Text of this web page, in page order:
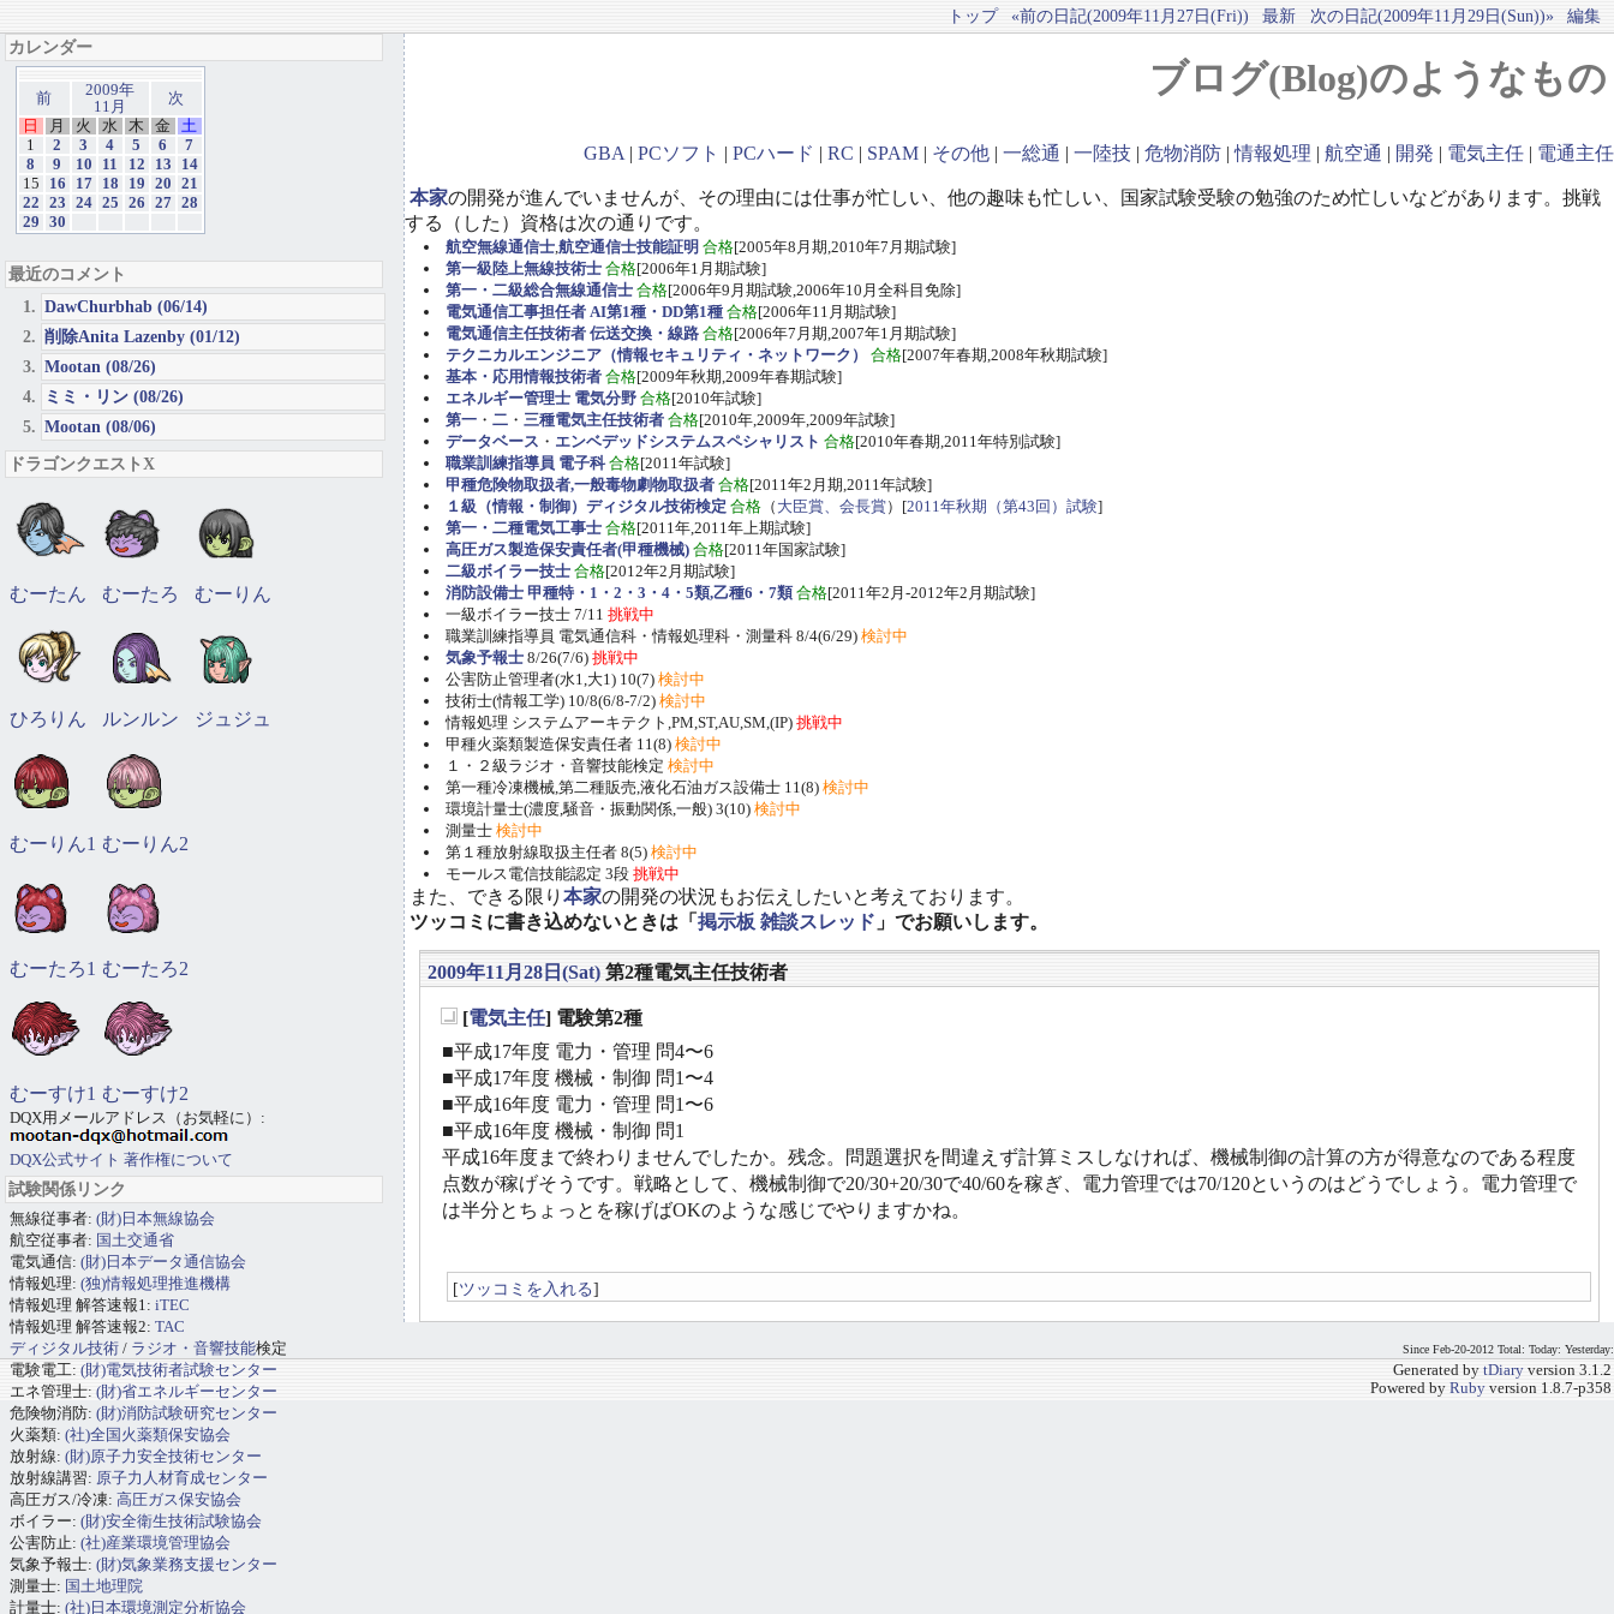
トップ «前の日記(2009年11月27日(Fri)) 最新 次の日記(2009年11月29日(Sun))» 編集
ブログ(Blog)のようなもの
GBA | PCソフト | PCハード | RC | SPAM | その他 | 一総通 | 一陸技 | 危物消防 |情報処理 | 航空通 | 開発 | 電気主任 | 電通主任
本家の開発が進んでいませんが、その理由には仕事が忙しい、他の趣味も忙しい、国家試験受験の勉強のため忙しいなどがあります。挑戦
する（した）資格は次の通りです。
航空無線通信士,航空通信士技能証明 合格[2005年8月期,2010年7月期試験]
第一級陸上無線技術士 合格[2006年1月期試験]
第一・二級総合無線通信士 合格[2006年9月期試験,2006年10月全科目免除]
電気通信工事担任者 AI第1種・DD第1種 合格[2006年11月期試験]
電気通信主任技術者 伝送交換・線路 合格[2006年7月期,2007年1月期試験]
テクニカルエンジニア（情報セキュリティ・ネットワーク）
合格[2007年春期,2008年秋期試験]
基本・応用情報技術者 合格[2009年秋期,2009年春期試験]
エネルギー管理士 電気分野 合格[2010年試験]
第一 ・ 二 ・ 三種電気主任技術者 合格[2010年,2009年,2009年試験]
データベース ・ エンベデッドシステムスペシャリスト 合格[2010年春期,2011年特別試験]
職業訓練指導員 電子科 合格[2011年試験]
甲種危険物取扱者,一般毒物劇物取扱者 合格[2011年2月期,2011年試験]
１級（情報・制御）ディジタル技術検定 合格 （ 大臣賞、会長賞）[2011年秋期（第43回）試験]
第一・二種電気工事士 合格[2011年,2011年上期試験]
高圧ガス製造保安責任者(甲種機械) 合格[2011年国家試験]
二級ボイラー技士 合格[2012年2月期試験]
消防設備士 甲種特・1・2・3・4・5類,乙種6・7類 合格[2011年2月-2012年2月期試験]
一級ボイラー技士 7/11 挑戦中
職業訓練指導員 電気通信科・情報処理科・測量科 8/4(6/29) 検討中
気象予報士 8/26(7/6) 挑戦中
公害防止管理者(水1,大1) 10(7) 検討中
技術士(情報工学) 10/8(6/8-7/2) 検討中
情報処理 システムアーキテクト,PM,ST,AU,SM,(IP) 挑戦中
甲種火薬類製造保安責任者 11(8) 検討中
１・２級ラジオ・音響技能検定 検討中
第一種冷凍機械,第二種販売,液化石油ガス設備士 11(8) 検討中
環境計量士(濃度,騒音・振動関係,一般) 3(10) 検討中
測量士 検討中
第１種放射線取扱主任者 8(5) 検討中
モールス電信技能認定 3段 挑戦中
また、できる限り 本家の開発の状況もお伝えしたいと考えております。
ツッコミに書き込めないときは「 掲示板 雑談スレッド 」でお願いします。
2009年11月28日(Sat) 第2種電気主任技術者
[電気主任] 電験第2種
■平成17年度 電力・管理 問4〜6
■平成17年度 機械・制御 問1〜4
■平成16年度 電力・管理 問1〜6
■平成16年度 機械・制御 問1
平成16年度まで終わりませんでしたか。残念。問題選択を間違えず計算ミスしなければ、機械制御の計算の方が得意なのである程度
点数が稼げそうです。戦略として、機械制御で20/30+20/30で40/60を稼ぎ、電力管理では70/120というのはどうでしょう。電力管理で
は半分とちょっとを稼げばOKのような感じでやりますかね。
[ツッコミを入れる]
カレンダー
前
2009年
11月
次
日
月 火 水 木 金
土
1
2 3 4 5 6
7
8
9 10 11 12 13
14
15
16 17 18 19 20
21
22
23 24 25 26 27 28
29
30
最近のコメント
DawChurbhab (06/14)
削除Anita Lazenby (01/12)
Mootan (08/26)
ミミ・リン (08/26)
Mootan (08/06)
ドラゴンクエストX
むーたん むーたろ むーりん
ひろりん ルンルン ジュジュ
むーりん1 むーりん2
むーたろ1 むーたろ2
むーすけ1 むーすけ2
DQX用メールアドレス（お気軽に）:
DQX公式サイト 著作権について
試験関係リンク
無線従事者: (財)日本無線協会
航空従事者: 国土交通省
電気通信: (財)日本データ通信協会
情報処理: (独)情報処理推進機構
情報処理 解答速報1: iTEC
情報処理 解答速報2: TAC
ディジタル技術 / ラジオ・音響技能検定
電験電工: (財)電気技術者試験センター
エネ管理士: (財)省エネルギーセンター
危険物消防: (財)消防試験研究センター
火薬類: (社)全国火薬類保安協会
放射線: (財)原子力安全技術センター
放射線講習: 原子力人材育成センター
高圧ガス/冷凍: 高圧ガス保安協会
ボイラー: (財)安全衛生技術試験協会
公害防止: (社)産業環境管理協会
気象予報士: (財)気象業務支援センター
測量士: 国土地理院
計量士: (社)日本環境測定分析協会
Since Feb-20-2012 Total: Today: Yesterday:
Generated by tDiary version 3.1.2
Powered by Ruby version 1.8.7-p358